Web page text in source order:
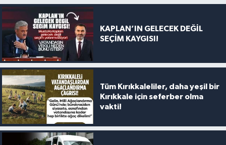
KAPLAN’IN GELECEK DEĞİL
SEÇİM KAYGISI!
Tüm Kırıkkaleliler, daha yeşil bir
Kırıkkale için seferber olma
vakti!